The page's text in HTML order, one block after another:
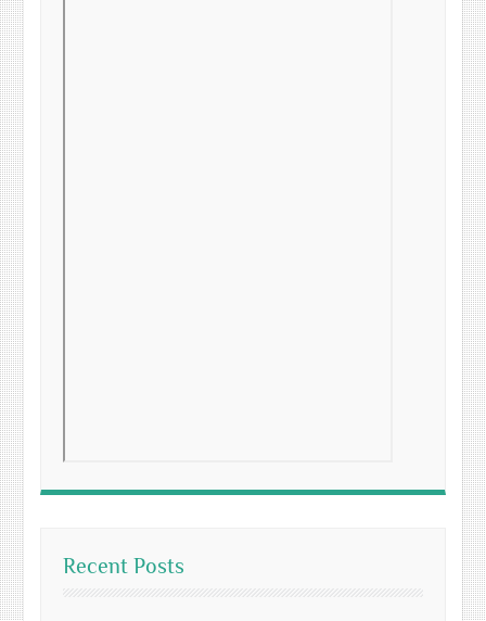
Recent Posts